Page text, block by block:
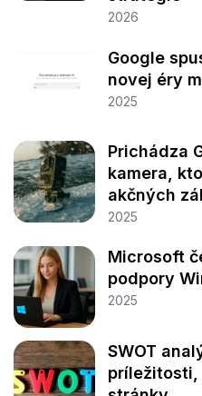
2026
Google
novej éry
2025
Prichádza
kamera,
akčných
2025
Microsoft
podpory
2025
SWOT
príležitosti,